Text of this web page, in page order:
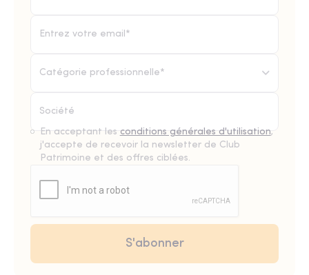
Catégorie professionnelle*
En acceptant les conditions générales d'utilisation,
j'accepte de recevoir la newsletter de Club
Patrimoine et des offres ciblées.